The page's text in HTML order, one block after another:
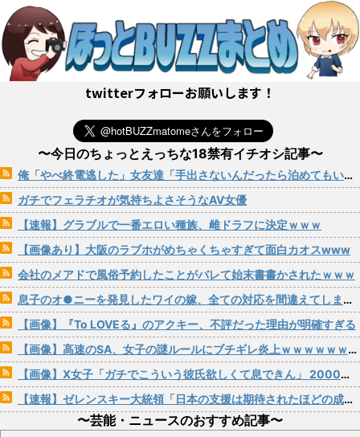
twitterフォローお願いします！
〜今日のちょっとえっちな18禁有イチオシ記事〜
俺「やべ終電逃した」女友達「手出さないんだったら泊めてもいいよ」→こうなるwww
ガチでフェラチオが気持ちよさそうなAV女優
【速報】グラブルで一番エロい種族、雌ドラフに決定ｗｗｗ
【画像あり】大阪のラブホがめちゃくちゃすぎて面白カオスwww
会社のメアドで風俗予約したことがバレて始末書書かされたｗｗｗ
息子のオ●ニーを発見したワイの嫁、全ての対応を間違えてしまう…
【画像】『To LOVEる』のアクキー、不評だった理由が明確すぎる
【画像】高速のSA、女子の謎ルールにブチギレ炎上ｗｗｗｗｗｗｗｗｗｗｗｗｗ
【画像】X女子「ガチでこういう彼氏欲しくて息できん」 2000万バズ
【速報】ゼレンスキー大統領「日本の支援は期待されたほどの成果がない」WWWWWWWWWWW
〜芸能・ニュースのおすすめ記事〜